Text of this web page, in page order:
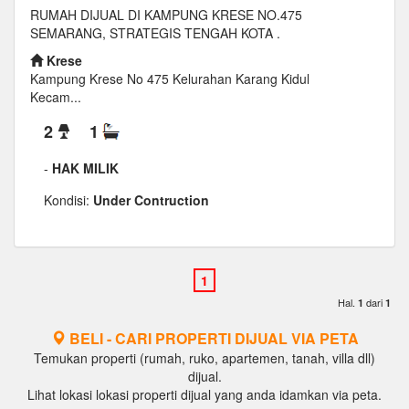
RUMAH DIJUAL DI KAMPUNG KRESE NO.475
SEMARANG, STRATEGIS TENGAH KOTA .
Krese
Kampung Krese No 475 Kelurahan Karang Kidul
Kecam...
2 1
- HAK MILIK
Kondisi: Under Contruction
Hal. 1 dari 1
BELI - CARI PROPERTI DIJUAL VIA PETA
Temukan properti (rumah, ruko, apartemen, tanah, villa dll)
dijual.
Lihat lokasi lokasi properti dijual yang anda idamkan via peta.